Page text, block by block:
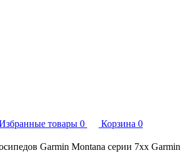
товары 0 Корзина 0
Garmin Montana серии 7xx Garmin